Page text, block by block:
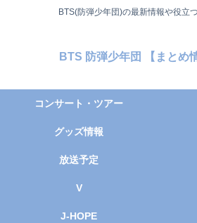
BTS(防弾少年団)の最新情報や役立
BTS 防弾少年団 【まとめ
コンサート・ツアー
グッズ情報
放送予定
V
J-HOPE